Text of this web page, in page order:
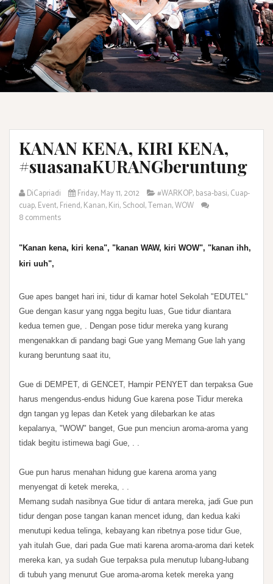
KANAN KENA, KIRI KENA,
#suasanaKURANGberuntung
DiCapriadi Friday, May 11, 2012 #WARKOP,basa-basi,Cuap-
cuap,Event,Friend,Kanan,Kiri,School,Teman,WOW
8 comments
"Kanan kena, kiri kena", "kanan WAW, kiri WOW", "kanan ihh,
kiri uuh",
Gue apes banget hari ini, tidur di kamar hotel Sekolah "EDUTEL"
Gue dengan kasur yang ngga begitu luas, Gue tidur diantara
kedua temen gue, . Dengan pose tidur mereka yang kurang
mengenakkan di pandang bagi Gue yang Memang Gue lah yang
kurang beruntung saat itu,
Gue di DEMPET, di GENCET, Hampir PENYET dan terpaksa Gue
harus mengendus-endus hidung Gue karena pose Tidur mereka
dgn tangan yg lepas dan Ketek yang dilebarkan ke atas
kepalanya, "WOW" banget, Gue pun menciun aroma-aroma yang
tidak begitu istimewa bagi Gue, . .
Gue pun harus menahan hidung gue karena aroma yang
menyengat di ketek mereka, . .
Memang sudah nasibnya Gue tidur di antara mereka, jadi Gue pun
tidur dengan pose tangan kanan mencet idung, dan kedua kaki
menutupi kedua telinga, kebayang kan ribetnya pose tidur Gue,
yah itulah Gue, dari pada Gue mati karena aroma-aroma dari ketek
mereka kan, ya sudah Gue terpaksa pula menutup lubang-lubang
di tubuh yang menurut Gue aroma-aroma ketek mereka yang